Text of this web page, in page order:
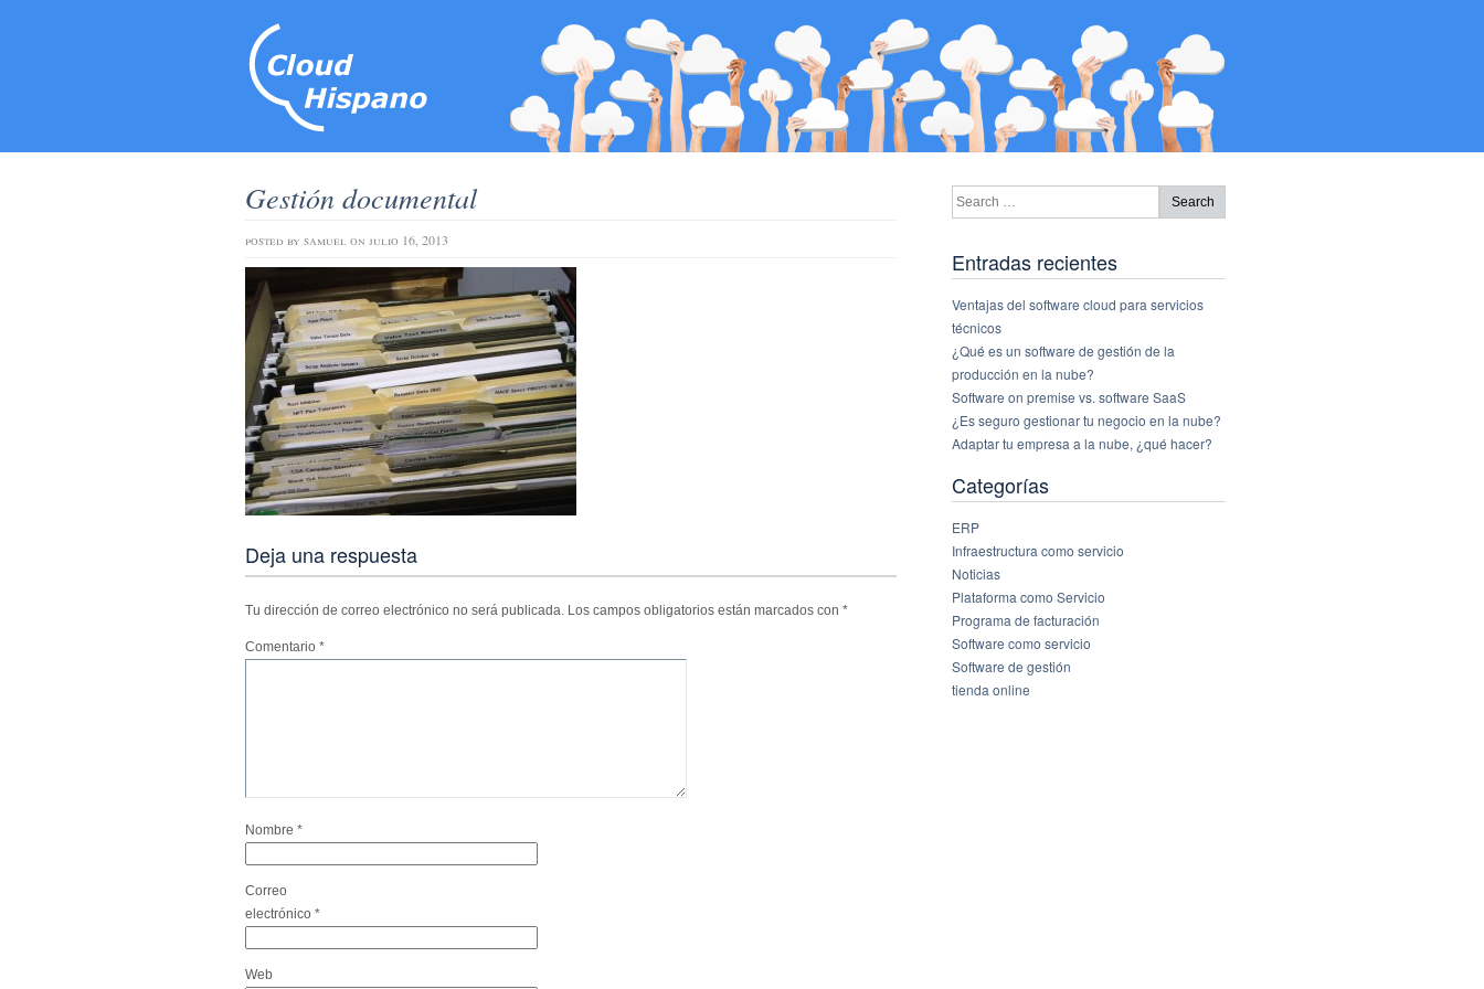
Gestión documental
posted by samuel on julio 16, 2013
Deja una respuesta
Tu dirección de correo electrónico no será publicada. Los campos obligatorios están marcados con *
Comentario *
Nombre *
Correo
electrónico *
Web
Entradas recientes
Ventajas del software cloud para servicios
técnicos
¿Qué es un software de gestión de la
producción en la nube?
Software on premise vs. software SaaS
¿Es seguro gestionar tu negocio en la nube?
Adaptar tu empresa a la nube, ¿qué hacer?
Categorías
ERP
Infraestructura como servicio
Noticias
Plataforma como Servicio
Programa de facturación
Software como servicio
Software de gestión
tienda online